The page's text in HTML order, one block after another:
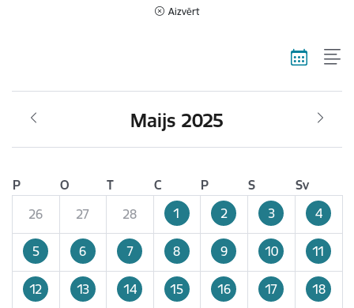
Aizvērt
Maijs 2025
P O T C P S
Sv
26
27 28 1 2 3 4
5 6 7 8 9 10 11
12 13 14 15 16 17 18